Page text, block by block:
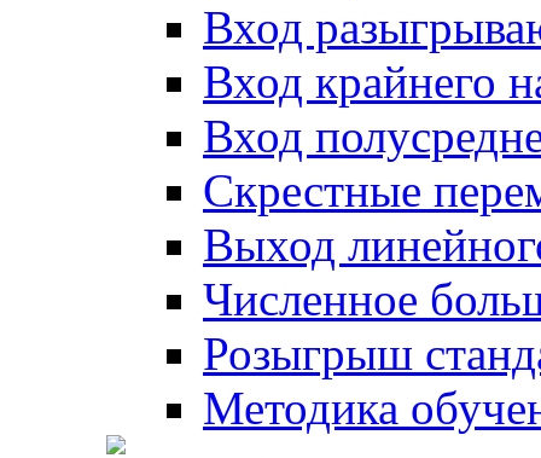
Вход
Вход крайнего
Вход
Скрестные
Выход
Численное
Розыгрыш
Методика